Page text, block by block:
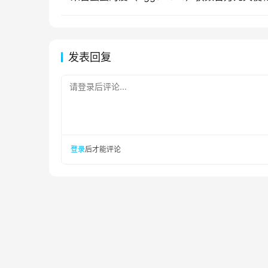
发表回复
请登录后评论...
登录后才能评论